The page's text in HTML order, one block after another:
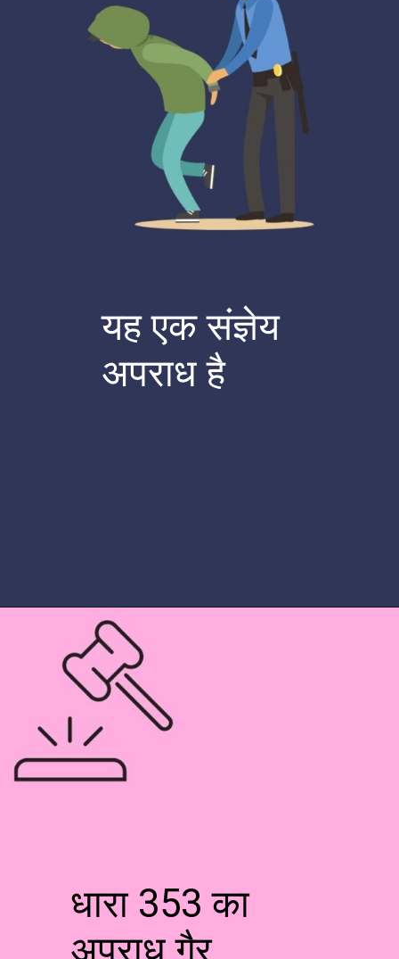
यह एक संज्ञेय
अपराध है
धारा 353 का